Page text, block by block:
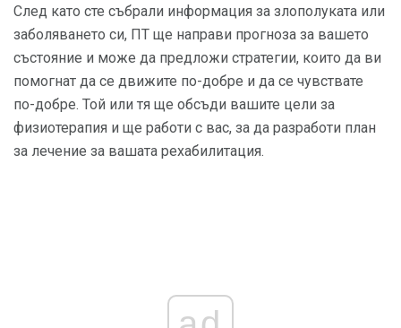
След като сте събрали информация за злополуката или
заболяването си, ПТ ще направи прогноза за вашето
състояние и може да предложи стратегии, които да ви
помогнат да се движите по-добре и да се чувствате
по-добре. Той или тя ще обсъди вашите цели за
физиотерапия и ще работи с вас, за да разработи план
за лечение за вашата рехабилитация.